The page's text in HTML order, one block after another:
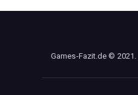
Games-Fazit.de © 2021.